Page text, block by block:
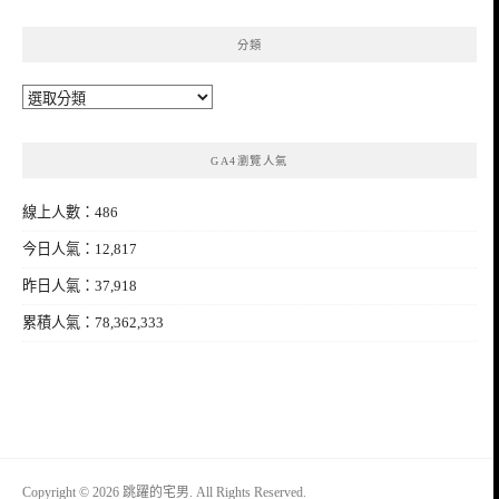
分類
分
GA4瀏覽人氣
線上人數：486
今日人氣：12,817
昨日人氣：37,918
累積人氣：78,362,333
Copyright © 2026 跳躍的宅男. All Rights Reserved.